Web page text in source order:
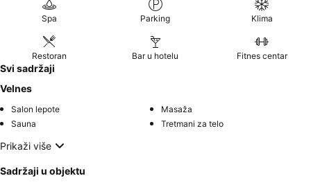
Spa Parking Klima
Restoran Bar u hotelu Fitnes centar
Svi sadržaji
Velnes
Salon lepote
Masaža
Sauna
Tretmani za telo
Prikaži više
Sadržaji u objektu